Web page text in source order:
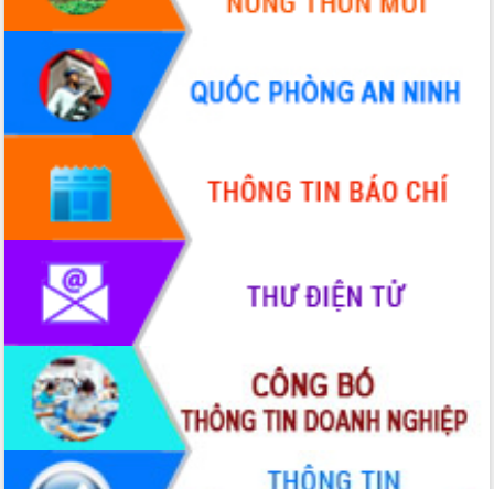
Hội thảo khoa học “Giải pháp thúc đẩy
phát triển nền kinh tế xanh tại tỉnh
Đắk Lắk”
Tăng cường giám sát, đôn đốc thực
hiện nhiệm vụ quản lý tài sản công
hàng tuần
Tháo gỡ những vướng mắc, đẩy mạnh
công tác cải cách thủ tục hành chính
tại Trung tâm Phục vụ hành chính
công tỉnh
Đắk Lắk: Tôn vinh 46 giải pháp tại Hội
thi Sáng tạo Kỹ thuật 2024 - 2025
Đắk Lắk rà soát, điều chỉnh Đề án 190
về phát triển nuôi trồng thủy sản
Phó Chủ tịch UBND tỉnh Đắk Lắk
Trương Công Thái kiểm tra thực địa
Dự án cao tốc Khánh Hòa - Buôn Ma
Thuột
Định vị cà phê Việt Nam như một “di
sản sống” trong dòng chảy toàn cầu